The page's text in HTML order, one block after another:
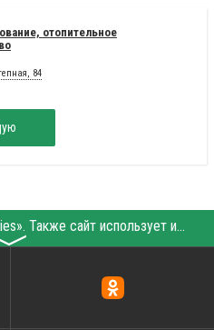
отопительное
84
Этот сайт использует «cookies». Также сайт использует интернет-сервис для сбора технических данных касательно посетителей с целью получения маркетинговой и статистической информации. Условия обработки данных посетителей сайта см.